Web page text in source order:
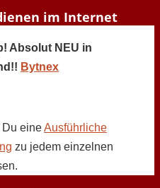
im Internet
Absolut NEU in
Bytnex
Du eineAusführliche
zu jedem einzelnen